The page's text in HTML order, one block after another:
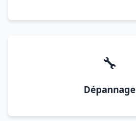
🔧
Dépannage